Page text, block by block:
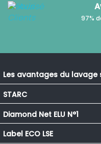
97%
Les avantages du lavage
STARC
Diamond Net ELU N°1
Label ECO LSE